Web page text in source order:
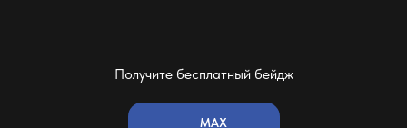
Получите бесплатный бейдж
MAX